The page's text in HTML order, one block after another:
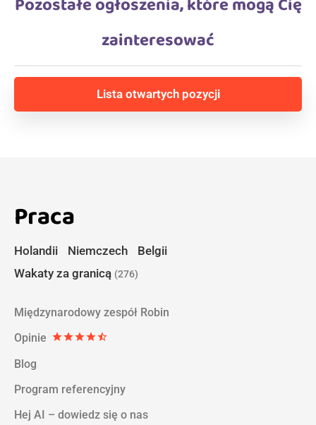
zainteresować
Lista otwartych pozycji
Praca
Holandii Niemczech
Belgii
Wakaty za granicą (276)
Międzynarodowy zespół Robin
Opinie starstarstarstarstar_half
Blog
Program referencyjny
Hej AI – dowiedz się o nas